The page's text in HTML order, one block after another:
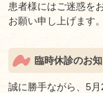
患者様にはご迷惑を
お願い申し上げます。
臨時休診のお
誠に勝手ながら、5月